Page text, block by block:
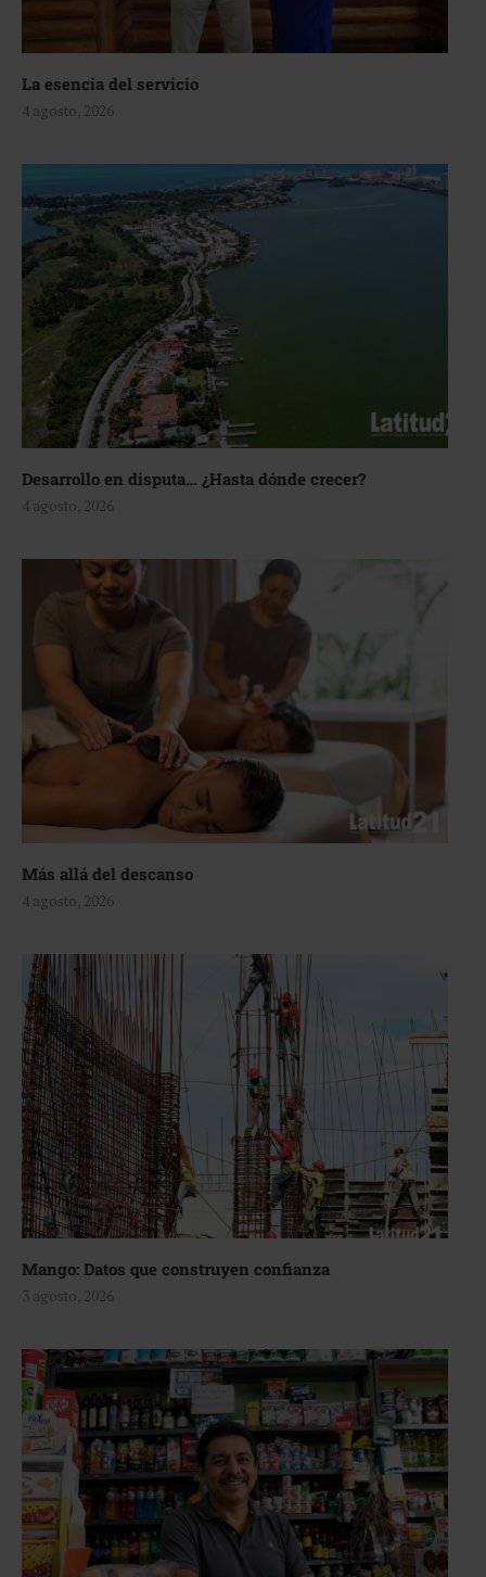
La esencia del servicio
4 agosto, 2026
Desarrollo en disputa… ¿Hasta dónde crecer?
4 agosto, 2026
Más allá del descanso
4 agosto, 2026
Mango: Datos que construyen confianza
3 agosto, 2026